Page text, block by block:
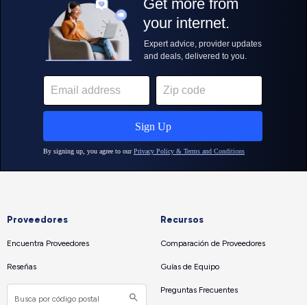
Proveedores
Encuentra Proveedores
Reseñas
Recursos
Comparación de Proveedores
Guías de Equipo
Preguntas Frecuentes